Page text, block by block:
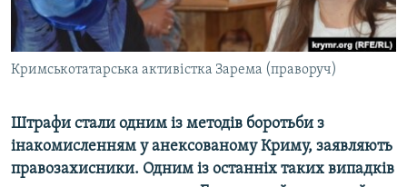
УКРАЇНСЬКА ПРОБЛЕМА КРИМУ
ІНФОГРАФІКА
ДОЛУЧАЙСЯ!
Усі сайти RFE/RL
Кримськотатарська активістка Зарема (праворуч)
Штрафи стали одним із методів боротьби з
інакомисленням у анексованому Криму, заявляють
правозахисники. Одним із останніх таких випадків